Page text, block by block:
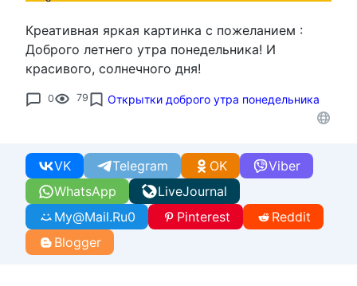
Креативная яркая картинка с пожеланием :
Доброго летнего утра понедельника! И
красивого, солнечного дня!
0 79 Открытки доброго утра понедельника
WhatsApp
VK Telegram Viber
OK
LiveJournal
My@Mail.Ru0 Pinterest
Reddit
Blogger